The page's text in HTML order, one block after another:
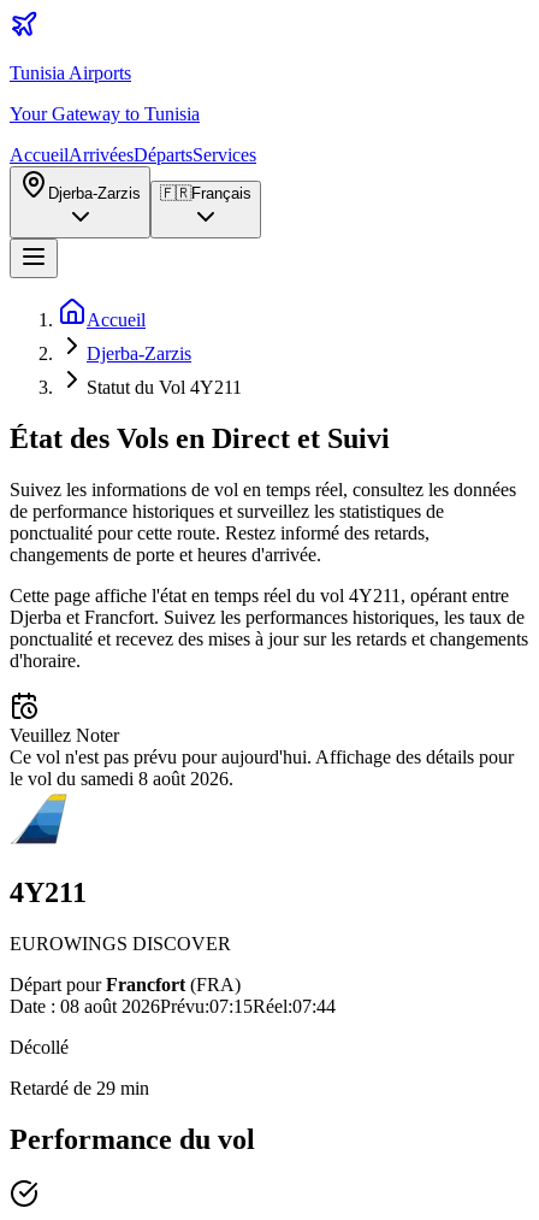
Tunisia Airports
Your Gateway to Tunisia
AccueilArrivéesDépartsServices
Djerba-Zarzis 🇫🇷Français
Accueil
Djerba-Zarzis
Statut du Vol 4Y211
État des Vols en Direct et Suivi
Suivez les informations de vol en temps réel, consultez les données
de performance historiques et surveillez les statistiques de
ponctualité pour cette route. Restez informé des retards,
changements de porte et heures d'arrivée.
Cette page affiche l'état en temps réel du vol 4Y211, opérant entre
Djerba et Francfort. Suivez les performances historiques, les taux de
ponctualité et recevez des mises à jour sur les retards et changements
d'horaire.
Veuillez Noter
Ce vol n'est pas prévu pour aujourd'hui. Affichage des détails pour
le vol du samedi 8 août 2026.
4Y211
EUROWINGS DISCOVER
Départ pour Francfort (FRA)
Date : 08 août 2026Prévu:07:15Réel:07:44
Décollé
Retardé de 29 min
Performance du vol